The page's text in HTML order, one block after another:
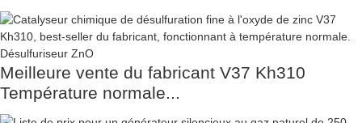
Meilleure vente du fabricant V37 Kh310
Température normale...